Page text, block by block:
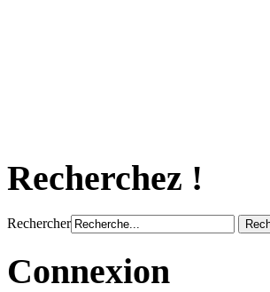
Recherchez !
Rechercher
Connexion